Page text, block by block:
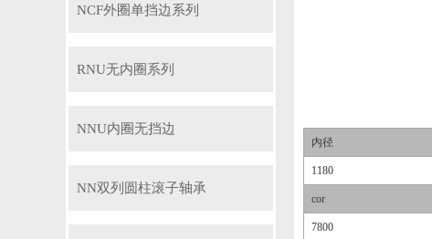
NCF外圈单挡边系列
RNU无内圈系列
NNU内圈无挡边
NN双列圆柱滚子轴承
内径
1180
cor
7800